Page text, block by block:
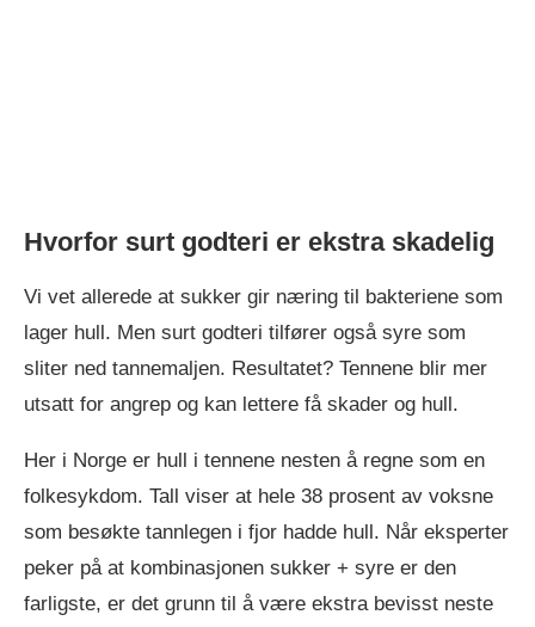
Hvorfor surt godteri er ekstra skadelig
Vi vet allerede at sukker gir næring til bakteriene som
lager hull. Men surt godteri tilfører også syre som
sliter ned tannemaljen. Resultatet? Tennene blir mer
utsatt for angrep og kan lettere få skader og hull.
Her i Norge er hull i tennene nesten å regne som en
folkesykdom. Tall viser at hele 38 prosent av voksne
som besøkte tannlegen i fjor hadde hull. Når eksperter
peker på at kombinasjonen sukker + syre er den
farligste, er det grunn til å være ekstra bevisst neste